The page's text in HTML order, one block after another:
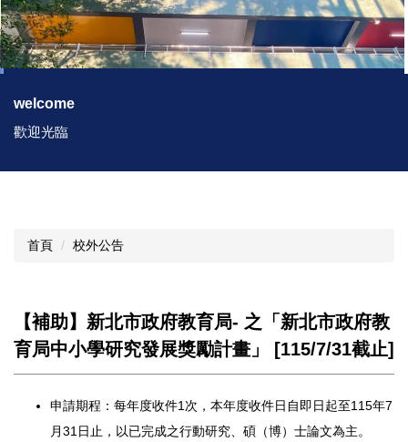
welcome
歡迎光臨
首頁 校外公告
【補助】新北市政府教育局- 之「新北市政府教
育局中小學研究發展獎勵計畫」 [115/7/31截止]
申請期程：每年度收件1次， 本年度收件日自即日起至115年7
月31日止， 以已完成之行動研究、碩（博）士論文為主。